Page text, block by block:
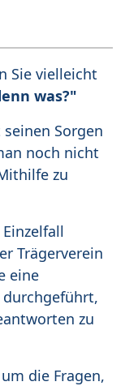
Sie vielleicht
was?"
Sorgen
noch nicht
zu
Trägerverein
eine
zu
die Fragen,